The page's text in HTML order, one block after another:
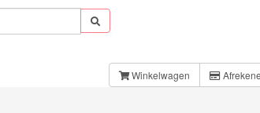
Winkelwagen